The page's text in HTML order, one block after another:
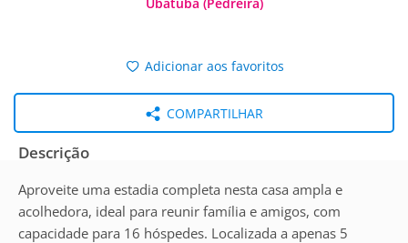
Adicionar aos favoritos
COMPARTILHAR
Descrição
Aproveite uma estadia completa nesta casa ampla e
acolhedora, ideal para reunir família e amigos, com
capacidade para 16 hóspedes. Localizada a apenas 5